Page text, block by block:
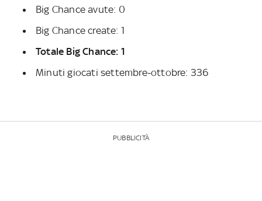
Big Chance avute: 0
Big Chance create: 1
Totale Big Chance: 1
Minuti giocati settembre-ottobre: 336
PUBBLICITÀ